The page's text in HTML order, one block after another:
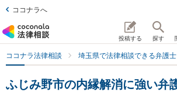
ココナラへ
投稿する 探す
ココナラ法律相談 埼玉県で法律相談できる弁護士
ふじみ野市の内縁解消に強い弁